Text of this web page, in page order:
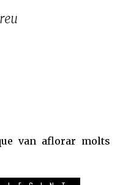
van aflorar molts